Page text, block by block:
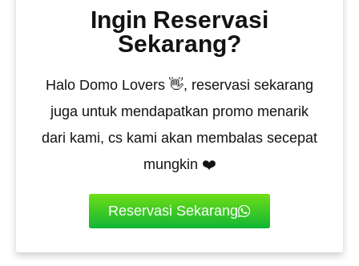
Ingin Reservasi
Sekarang?
Halo Domo Lovers 👋, reservasi sekarang
juga untuk mendapatkan promo menarik
dari kami, cs kami akan membalas secepat
mungkin ❤️
Reservasi Sekarang